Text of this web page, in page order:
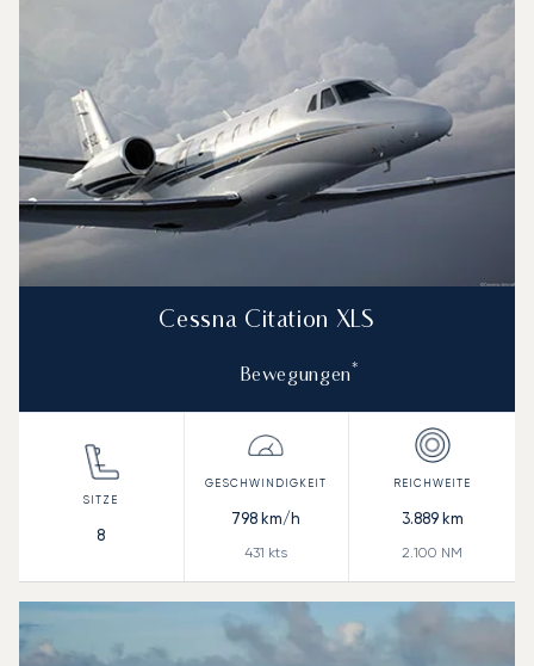
Cessna Citation XLS
Bewegungen*
8
798 km/h
431 kts
3.889km
2.100 NM